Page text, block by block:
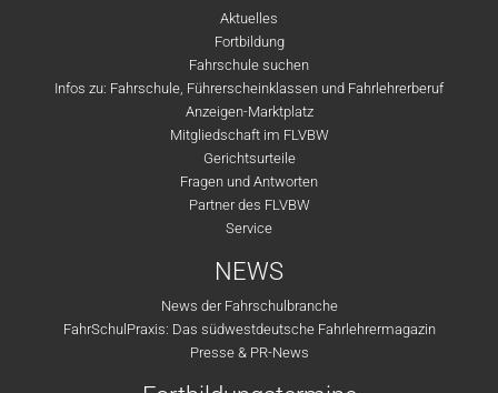
Aktuelles
Fortbildung
Fahrschule suchen
Infos zu: Fahrschule, Führerscheinklassen und Fahrlehrerberuf
Anzeigen-Marktplatz
Mitgliedschaft im FLVBW
Gerichtsurteile
Fragen und Antworten
Partner des FLVBW
Service
NEWS
News der Fahrschulbranche
FahrSchulPraxis: Das südwestdeutsche Fahrlehrermagazin
Presse & PR-News